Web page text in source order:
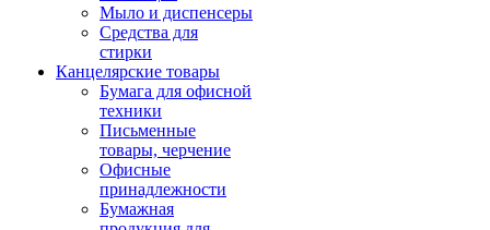
Мыло и диспенсеры
Средства для
стирки
Канцелярские товары
Бумага для офисной
техники
Письменные
товары, черчение
Офисные
принадлежности
Бумажная